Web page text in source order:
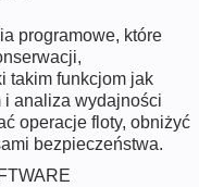
programowe, które
takim funkcjom jak
analiza wydajności
operacje floty, obniżyć
bezpieczeństwa.